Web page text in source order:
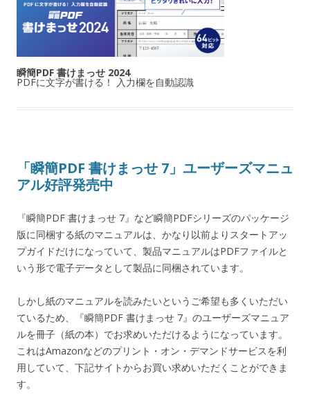
瞬簡PDF 書けまっせ 2024
PDFに文字が書ける！ 入力欄を自動認識
「瞬簡PDF 書けまっせ 7」ユーザーズマニュ
アル好評発売中
『瞬簡PDF 書けまっせ 7』など瞬簡PDFシリーズのパッケージ
版に同梱する紙のマニュアルは、かなり以前よりスタートアッ
プガイドだけになっていて、製品マニュアルはPDFファイルと
いう形で電子データとして製品に同梱されています。
しかし紙のマニュアルを読みたいというご希望も多くいただい
ているため、『瞬簡PDF 書けまっせ 7』のユーザーズマニュア
ルを冊子（紙の本）でお求めいただけるようになっています。
これはAmazonなどのプリント・オン・デマンドサービスを利
用していて、下記サイトからお買い求めいただくことができま
す。